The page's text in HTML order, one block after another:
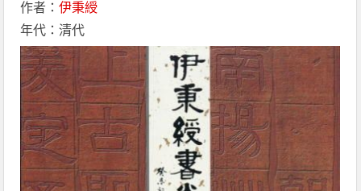
作者：伊秉綬
年代：清代